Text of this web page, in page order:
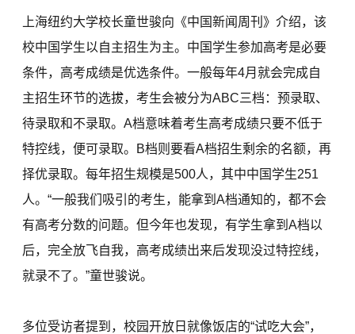
上海纽约大学校长童世骏向《中国新闻周刊》介绍，该
校中国学生以自主招生为主。中国学生参加高考是必要
条件，高考成绩是优选条件。一般每年4月就会完成自
主招生环节的选拔，考生会被分为ABC三档：预录取、
待录取和不录取。A档意味着考生高考成绩只要不低于
特控线，便可录取。B档则要看A档招生剩余的名额，再
择优录取。每年招生规模是500人，其中中国学生251
人。“一般我们吸引的考生，能拿到A档通知的，都不会
有高考分数的问题。但今年也发现，有学生拿到A档以
后，完全放飞自我，高考成绩出来后发现没过特控线，
就录不了。”童世骏说。
多位受访者提到，校园开放日就像饭店的“试吃大会”，